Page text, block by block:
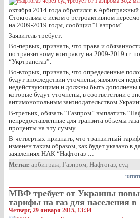
октября 2014 года обратился в
Стокгольма с иском о ретроактивном
на 2009-2019 годы, сообщил “Газпром”.
Заявитель требует:
Во-первых, признать, что права и
по транзитному контракту на 2009-2019 гг.
“Укртрансгаз”.
Во-вторых, признать, что определенные
будут впоследствии уточнены, являются
недействующими и должны быть дополнены
которые будут уточнены, в соответствии с
антимонопольным законодательством
В-третьих, обязать “Газпром” выплатить
непредоставленные для транзита объемы
проценты на эту сумму.
В-четвертых признать, что транзитный
изменен таким образом, как будет указано в
заявлениях НАК “Нафтогаз …
Метки: арбитраж, Газпром, Нафтогаз, суд
МВФ требует от Украины
тарифы на газ для населения в
Четверг, 29 января 2015, 13:34